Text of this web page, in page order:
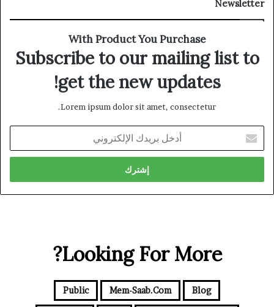
Newsletter
With Product You Purchase
Subscribe to our mailing list to
get the new updates!
Lorem ipsum dolor sit amet, consectetur.
بريدك
الإلكتروني
Looking For More?
Blog
Mem-Saab.com
Public